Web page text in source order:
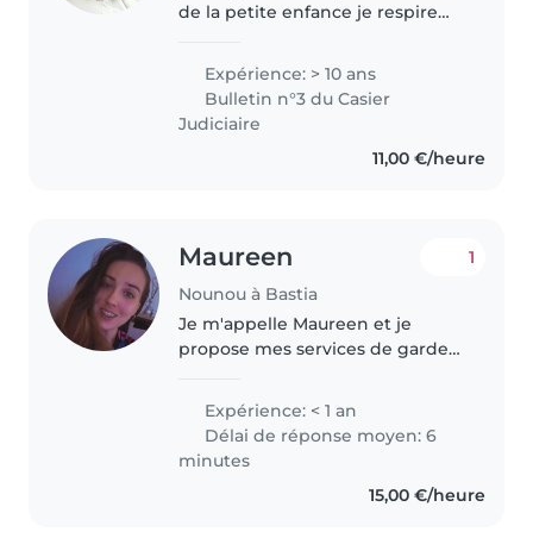
de la petite enfance je respire
quelqu'un de responsable
patiente et calme. j'ai travaillé dix
ans avec les bébés..
Expérience: > 10 ans
Bulletin n°3 du Casier
Judiciaire
11,00 €/heure
Maureen
Nounou à Bastia
1
Je m'appelle Maureen et je
propose mes services de garde
ses alentours. Actuellement en
formation CAP Accompagnant
Éducatif Petite Enfance (AEPE)..
Expérience: < 1 an
Délai de réponse moyen: 6
minutes
15,00 €/heure